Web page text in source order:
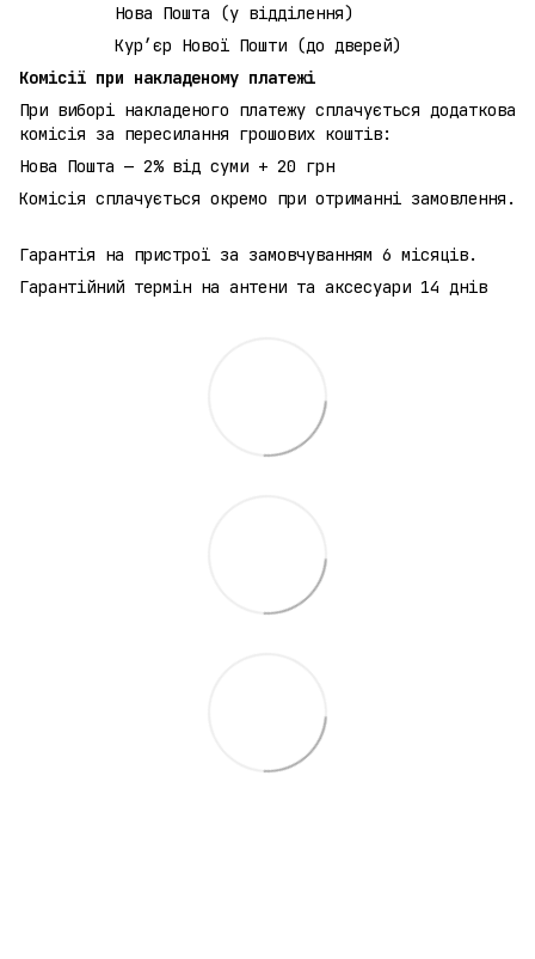
Нова Пошта (у відділення)
Кур’єр Нової Пошти (до дверей)
Комісії при накладеному платежі
При виборі накладеного платежу сплачується додаткова
комісія за пересилання грошових коштів:
Нова Пошта — 2% від суми + 20 грн
Комісія сплачується окремо при отриманні замовлення.
Гарантія на пристрої за замовчуванням 6 місяців.
Гарантійний термін на антени та аксесуари 14 днів